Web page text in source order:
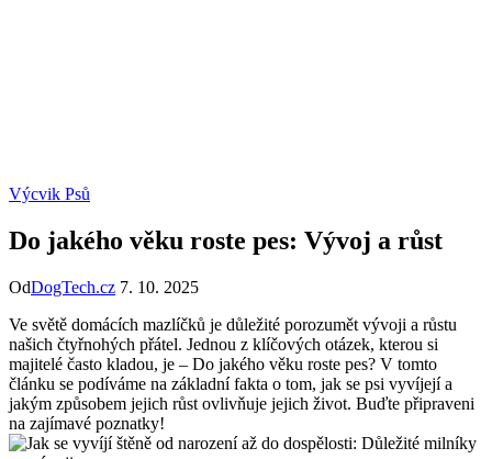
Výcvik Psů
Do jakého věku roste pes: Vývoj a růst
OdDogTech.cz 7. 10. 2025
Ve‍ světě domácích mazlíčků je důležité ⁢porozumět vývoji a růstu
našich čtyřnohých přátel. Jednou ⁢z klíčových otázek, kterou si
majitelé⁣ často kladou, ⁣je – Do jakého věku roste pes? V tomto
‌článku se ‌podíváme⁣ na základní ⁢fakta ​o tom, jak se psi ⁢vyvíjejí a⁤
jakým způsobem ‌jejich ​růst ovlivňuje jejich⁤ život. Buďte připraveni
na zajímavé poznatky!